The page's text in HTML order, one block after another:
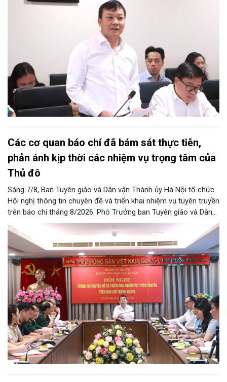
Các cơ quan báo chí đã bám sát thực tiễn,
phản ánh kịp thời các nhiệm vụ trọng tâm của
Thủ đô
Sáng 7/8, Ban Tuyên giáo và Dân vận Thành ủy Hà Nội tổ chức
Hội nghị thông tin chuyên đề và triển khai nhiệm vụ tuyên truyền
trên báo chí tháng 8/2026. Phó Trưởng ban Tuyên giáo và Dân
vận Thành ủy Đào Xuân Dũng chủ trì hội nghị.